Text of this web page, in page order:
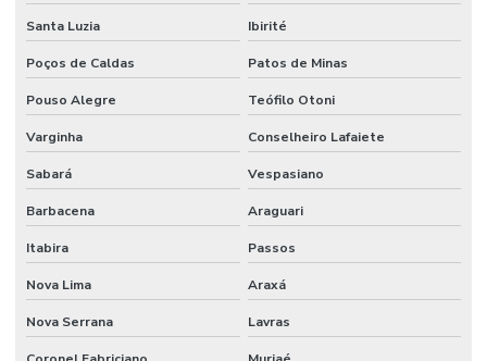
Santa Luzia Ibirité
Poços de Caldas Patos de Minas
Pouso Alegre Teófilo Otoni
Varginha Conselheiro Lafaiete
Sabará Vespasiano
Barbacena Araguari
Itabira Passos
Nova Lima Araxá
Nova Serrana Lavras